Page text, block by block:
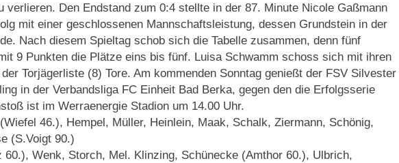
verlieren. Den Endstand zum 0:4 stellte in der 87. Minute Nicole Gaßmann
mit einer geschlossenen Mannschaftsleistung, dessen Grundstein in der
Nach diesem Spieltag schob sich die Tabelle zusammen, denn fünf
9 Punkten die Plätze eins bis fünf. Luisa Schwamm schoss sich mit ihren
Torjägerliste (8) Tore. Am kommenden Sonntag genießt der FSV Silvester
in der Verbandsliga FC Einheit Bad Berka, gegen den die Erfolgsserie
ist im Werraenergie Stadion um 14.00 Uhr.
46.), Hempel, Müller, Heinlein, Maak, Schalk, Ziermann, Schönig,
(S.Voigt 90.)
Wenk, Storch, Mel. Klinzing, Schünecke (Amthor 60.), Ulbrich,